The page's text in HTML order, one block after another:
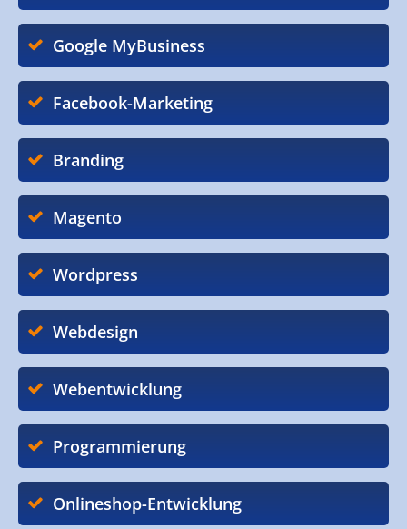
Google MyBusiness
Facebook-Marketing
Branding
Magento
Wordpress
Webdesign
Webentwicklung
Programmierung
Onlineshop-Entwicklung